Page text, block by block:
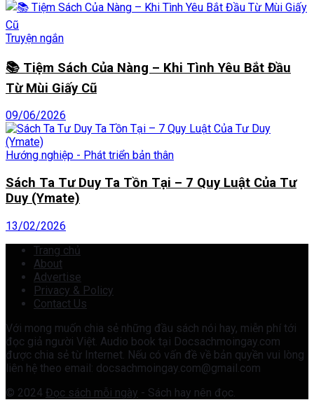
Truyện ngắn
📚 Tiệm Sách Của Nàng – Khi Tình Yêu Bắt Đầu
Từ Mùi Giấy Cũ
09/06/2026
Hướng nghiệp - Phát triển bản thân
Sách Ta Tư Duy Ta Tồn Tại – 7 Quy Luật Của Tư
Duy (Ymate)
13/02/2026
Trang chủ
About
Advertise
Privacy & Policy
Contact Us
Với mong muốn chia sẻ những đầu sách nói hay, miễn phí tới
đọc giả người Việt. Audio book tại Docsachmoingay.com
được chia sẻ từ Internet. Nếu có vấn đề về bản quyền vui lòng
liên hệ theo email: docsachmoingay.com@gmail.com
© 2024 Đọc sách mỗi ngày - Sách hay nên đọc.